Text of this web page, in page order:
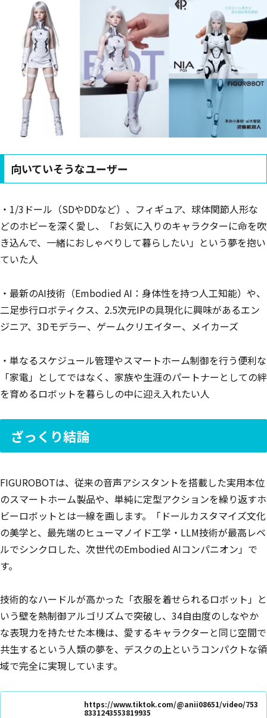
向いていそうなユーザー
・1/3ドール（SDやDDなど）、フィギュア、球体関節人形な
どのホビーを深く愛し、「お気に入りのキャラクターに命を吹
き込んで、一緒におしゃべりして暮らしたい」という夢を抱い
ていた人
・最新のAI技術（Embodied AI：身体性を持つ人工知能）や、
二足歩行ロボティクス、2.5次元IPの具現化に興味があるエン
ジニア、3Dモデラー、ゲームクリエイター、メイカーズ
・単なるスケジュール管理やスマートホーム制御を行う便利な
「家電」としてではなく、家族や生涯のパートナーとしての絆
を育めるロボットを暮らしの中に迎え入れたい人
ざっくり結論
FIGUROBOTは、従来の音声アシスタントを搭載した実用本位
のスマートホーム製品や、単純に定型アクションを繰り返すホ
ビーロボットとは一線を画します。「ドールカスタマイズ文化
の美学と、最先端のヒューマノイド工学・LLM技術が最高レベ
ルでシンクロした、次世代のEmbodied AIコンパニオン」で
す。
技術的なハードルが高かった「衣服を着せられるロボット」と
いう壁を熱制御アルゴリズムで突破し、34自由度のしなやか
な表現力を持たせた本機は、愛するキャラクターと同じ空間で
共生するという人類の夢を、デスクの上というコンパクトな領
域で完全に実現しています。
https://www.tiktok.com/@anii08651/video/753
8331243553819935